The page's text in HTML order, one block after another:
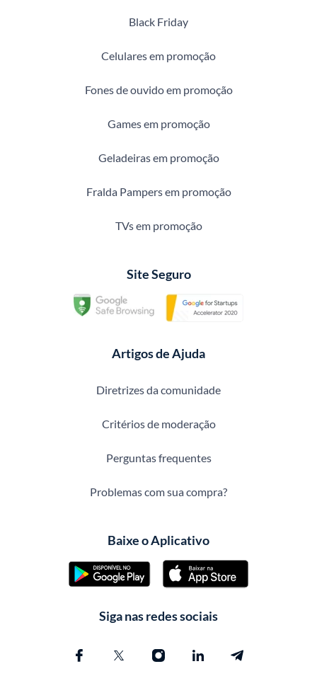
Black Friday
Celulares em promoção
Fones de ouvido em promoção
Games em promoção
Geladeiras em promoção
Fralda Pampers em promoção
TVs em promoção
Site Seguro
Artigos de Ajuda
Diretrizes da comunidade
Critérios de moderação
Perguntas frequentes
Problemas com sua compra?
Baixe o Aplicativo
Siga nas redes sociais